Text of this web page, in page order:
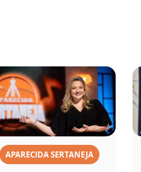
APARECIDA SERTANEJA